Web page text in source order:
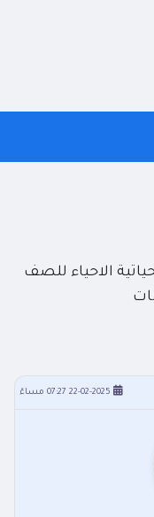
الاحياء للصف
22-02-2025 07:27 مساءً